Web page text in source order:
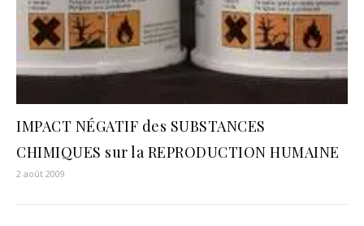
IMPACT NÉGATIF des SUBSTANCES
CHIMIQUES sur la REPRODUCTION HUMAINE
2 août 2009